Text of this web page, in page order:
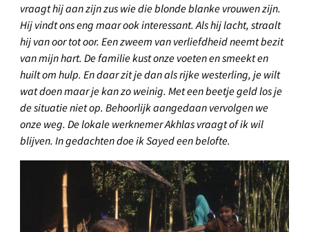
vraagt hij aan zijn zus wie die blonde blanke vrouwen zijn.
Hij vindt ons eng maar ook interessant. Als hij lacht, straalt
hij van oor tot oor. Een zweem van verliefdheid neemt bezit
van mijn hart. De familie kust onze voeten en smeekt en
huilt om hulp. En daar zit je dan als rijke westerling, je wilt
wat doen maar je kan zo weinig. Met een beetje geld los je
de situatie niet op. Behoorlijk aangedaan vervolgen we
onze weg. De lokale werknemer Akhlas vraagt of ik wil
blijven. In gedachten doe ik Sayed een belofte.